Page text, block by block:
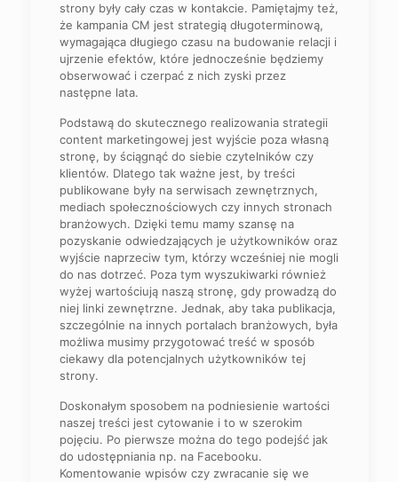
strony były cały czas w kontakcie. Pamiętajmy też,
że kampania CM jest strategią długoterminową,
wymagająca długiego czasu na budowanie relacji i
ujrzenie efektów, które jednocześnie będziemy
obserwować i czerpać z nich zyski przez
następne lata.
Podstawą do skutecznego realizowania strategii
content marketingowej jest wyjście poza własną
stronę, by ściągnąć do siebie czytelników czy
klientów. Dlatego tak ważne jest, by treści
publikowane były na serwisach zewnętrznych,
mediach społecznościowych czy innych stronach
branżowych. Dzięki temu mamy szansę na
pozyskanie odwiedzających je użytkowników oraz
wyjście naprzeciw tym, którzy wcześniej nie mogli
do nas dotrzeć. Poza tym wyszukiwarki również
wyżej wartościują naszą stronę, gdy prowadzą do
niej linki zewnętrzne. Jednak, aby taka publikacja,
szczególnie na innych portalach branżowych, była
możliwa musimy przygotować treść w sposób
ciekawy dla potencjalnych użytkowników tej
strony.
Doskonałym sposobem na podniesienie wartości
naszej treści jest cytowanie i to w szerokim
pojęciu. Po pierwsze można do tego podejść jak
do udostępniania np. na Facebooku.
Komentowanie wpisów czy zwracanie się we